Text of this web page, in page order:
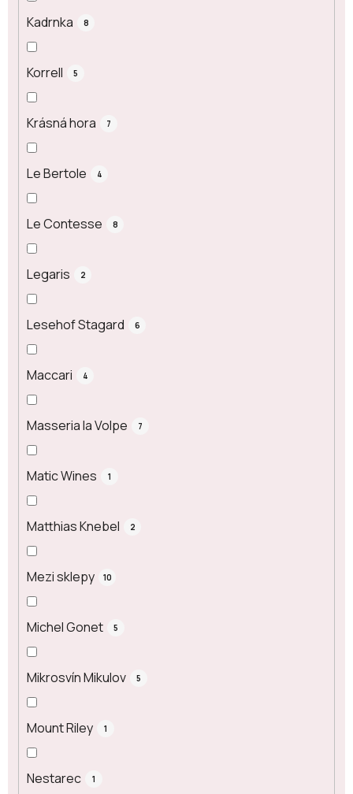
Kadrnka 8
Korrell 5
Krásná hora 7
Le Bertole 4
Le Contesse 8
Legaris 2
Lesehof Stagard 6
Maccari 4
Masseria la Volpe 7
Matic Wines 1
Matthias Knebel 2
Mezi sklepy 10
Michel Gonet 5
Mikrosvín Mikulov 5
Mount Riley 1
Nestarec 1